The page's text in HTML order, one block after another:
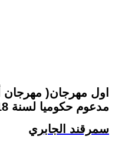
مدعوم حكوميا لسنة 2018
سمرقند الجابري